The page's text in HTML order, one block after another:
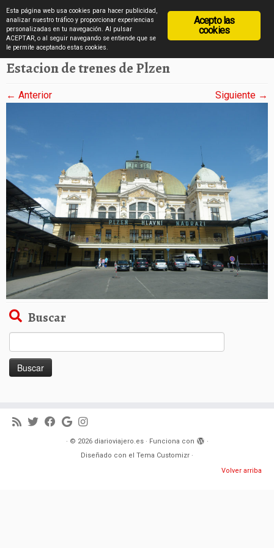
Saltar
al
diarioviajero.es
Inicio » Plzen en imágenes » Estacion de trenes de Plzen
Estacion de trenes de Plzen
← Anterior Siguiente →
Buscar
· © 2026 diarioviajero.es· Funciona con
·
Diseñado con el Tema Customizr ·
Volver arriba
Acepto las
cookies
Esta página web usa cookies para hacer publicidad,
analizar nuestro tráfico y proporcionar experiencias
personalizadas en tu navegación. Al pulsar
ACEPTAR, o al seguir navegando se entiende que se
le permite aceptando estas cookies.